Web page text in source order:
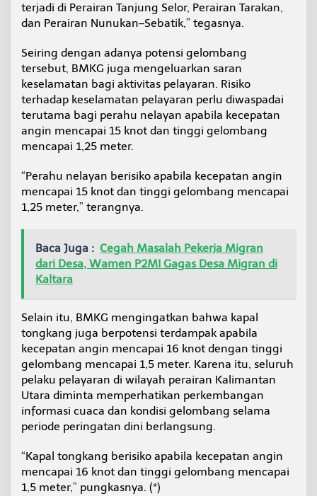
terjadi di Perairan Tanjung Selor, Perairan Tarakan,
dan Perairan Nunukan–Sebatik,” tegasnya.
Seiring dengan adanya potensi gelombang
tersebut, BMKG juga mengeluarkan saran
keselamatan bagi aktivitas pelayaran. Risiko
terhadap keselamatan pelayaran perlu diwaspadai
terutama bagi perahu nelayan apabila kecepatan
angin mencapai 15 knot dan tinggi gelombang
mencapai 1,25 meter.
“Perahu nelayan berisiko apabila kecepatan angin
mencapai 15 knot dan tinggi gelombang mencapai
1,25 meter,” terangnya.
Baca Juga : Cegah Masalah Pekerja Migran
dari Desa, Wamen P2MI Gagas Desa Migran di
Kaltara
Selain itu, BMKG mengingatkan bahwa kapal
tongkang juga berpotensi terdampak apabila
kecepatan angin mencapai 16 knot dengan tinggi
gelombang mencapai 1,5 meter. Karena itu, seluruh
pelaku pelayaran di wilayah perairan Kalimantan
Utara diminta memperhatikan perkembangan
informasi cuaca dan kondisi gelombang selama
periode peringatan dini berlangsung.
“Kapal tongkang berisiko apabila kecepatan angin
mencapai 16 knot dan tinggi gelombang mencapai
1,5 meter,” pungkasnya. (*)